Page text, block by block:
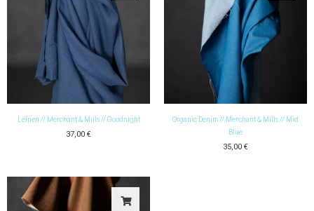
Leinen // Merchant & Mills // Goodnight
37,00 €
Organic Denim // Merchant & Mills // Mid
Blue
35,00 €